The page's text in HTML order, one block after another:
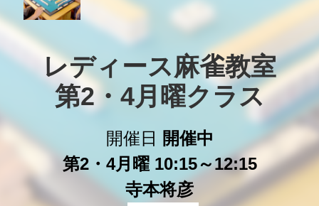
レディース麻雀教室
第2・4月曜クラス
開催日
開催中
第2・4月曜 10:15～12:15
寺本将彦